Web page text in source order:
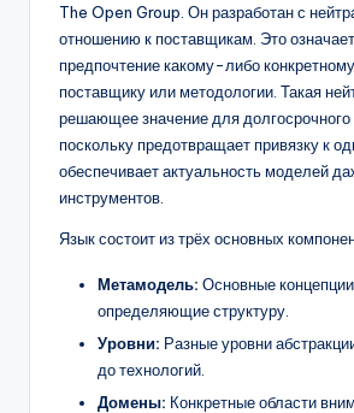
The Open Group. Он разработан с
отношению к поставщикам. Это
предпочтение какому-либо
поставщику или методологии. Такая
решающее значение для долгосрочного
поскольку предотвращает привязку к
обеспечивает актуальность моделей
инструментов.
Язык состоит из трёх основных
Метамодель: Основные
определяющие структуру.
Уровни: Разные уровни
до технологий.
Домены: Конкретные области